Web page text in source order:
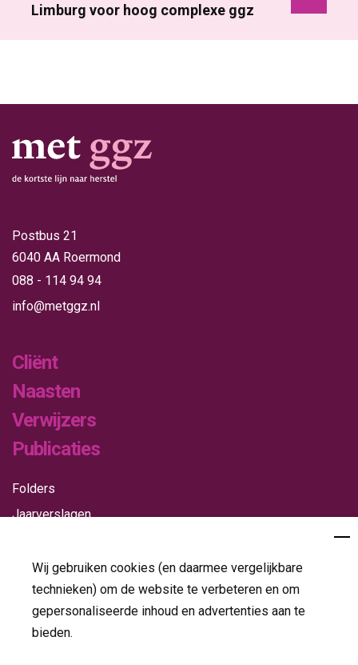
Wij gebruiken cookies (en daarmee vergelijkbare
technieken) om de website te verbeteren en om
gepersonaliseerde inhoud en advertenties aan te
bieden.
Limburg voor hoog complexe ggz
Postbus 21
6040 AA Roermond
088 - 114 94 94
info@metggz.nl
Cliënt
Naasten
Verwijzers
Publicaties
Folders
Jaarverslagen
Nieuws
Contact